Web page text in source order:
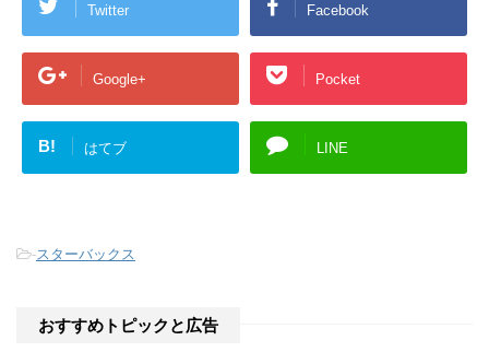
ま
)
Twitter Facebook
Google+ Pocket
B! はてブ LINE
-スターバックス
おすすめトピックと広告